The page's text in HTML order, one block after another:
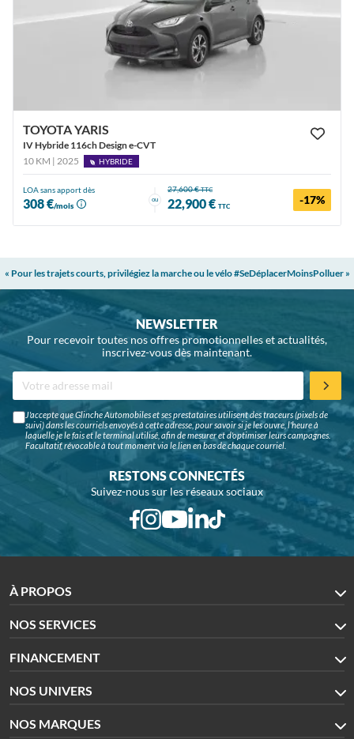
TOYOTA YARIS
IV Hybride 116ch Design e-CVT
10 KM | 2025
HYBRIDE
LOA sans apport dès
308 €/mois
ou
27,600 €TTC
22,900 € TTC -17%
« Pour les trajets courts, privilégiez la marche ou le vélo #SeDéplacerMoinsPolluer »
NEWSLETTER
Pour recevoir toutes nos offres promotionnelles et actualités,
inscrivez-vous dès maintenant.
J'accepte que Glinche Automobiles et ses prestataires utilisent des traceurs (pixels de
suivi) dans les courriels envoyés à cette adresse, pour savoir si je les ouvre, l'heure à
laquelle je le fais et le terminal utilisé, afin de mesurer et d'optimiser leurs campagnes.
Facultatif, révocable à tout moment via le lien en bas de chaque courriel.
RESTONS CONNECTÉS
Suivez-nous sur les réseaux sociaux
À PROPOS
NOS SERVICES
FINANCEMENT
NOS UNIVERS
NOS MARQUES